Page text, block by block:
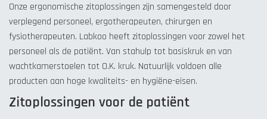
Onze ergonomische zitoplossingen zijn samengesteld door
verplegend personeel, ergotherapeuten, chirurgen en
fysiotherapeuten. Labkoo heeft zitoplossingen voor zowel het
personeel als de patiënt. Van stahulp tot basiskruk en van
wachtkamerstoelen tot O.K. kruk. Natuurlijk voldoen alle
producten aan hoge kwaliteits- en hygiëne-eisen.
Zitoplossingen voor de patiënt